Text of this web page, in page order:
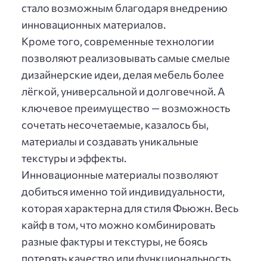
стало возможным благодаря внедрению
инновационных материалов.
Кроме того, современные технологии
позволяют реализовывать самые смелые
дизайнерские идеи, делая мебель более
лёгкой, универсальной и долговечной. А
ключевое преимущество — возможность
сочетать несочетаемые, казалось бы,
материалы и создавать уникальные
текстуры и эффекты.
Инновационные материалы позволяют
добиться именно той индивидуальности,
которая характерна для стиля Фьюжн. Весь
кайф в том, что можно комбинировать
разные фактуры и текстуры, не боясь
потерять качество или функциональность.